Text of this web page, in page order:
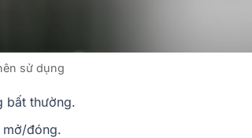
sử dụng
bất thường.
mở/đóng.